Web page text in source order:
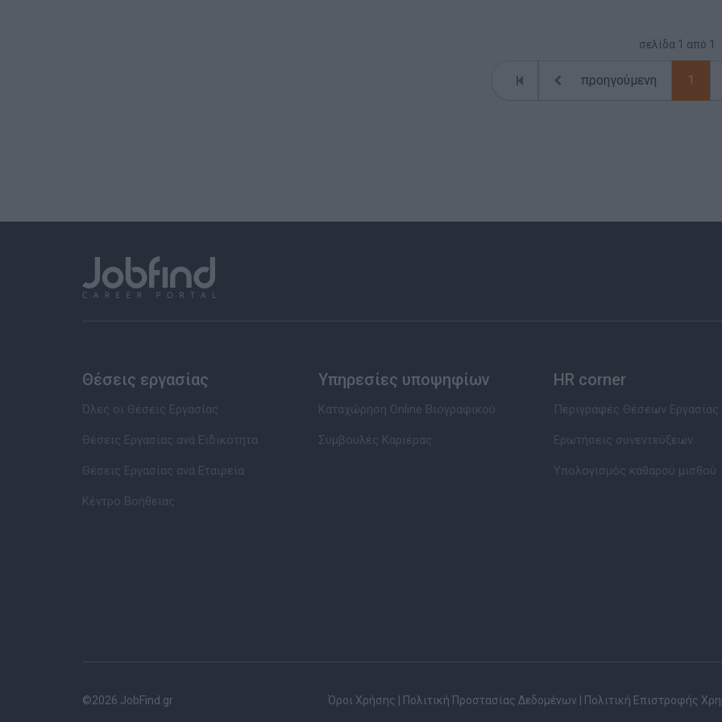
σελίδα 1 από 1
προηγούμενη 1
Θέσεις εργασίας
Όλες οι Θέσεις Εργασίας
Θέσεις Εργασίας ανά Ειδικότητα
Θέσεις Εργασίας ανά Εταιρεία
Κέντρο Βοήθειας
Υπηρεσίες υποψηφίων
Καταχώρηση Online Βιογραφικού
Συμβουλές Καριέρας
HR corner
Περιγραφές Θέσεων Εργασίας
Ερωτήσεις συνεντεύξεων
Υπολογισμός καθαρού μισθού
©2026 JobFind.gr Όροι Χρήσης | Πολιτική Προστασίας Δεδομένων | Πολιτική Επιστροφής